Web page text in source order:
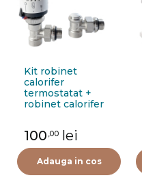
Kit robinet
calorifer
termostatat +
robinet calorifer
FIG01213502I0011,
alama, 1/2"
100 ,00 lei
Adauga in cos